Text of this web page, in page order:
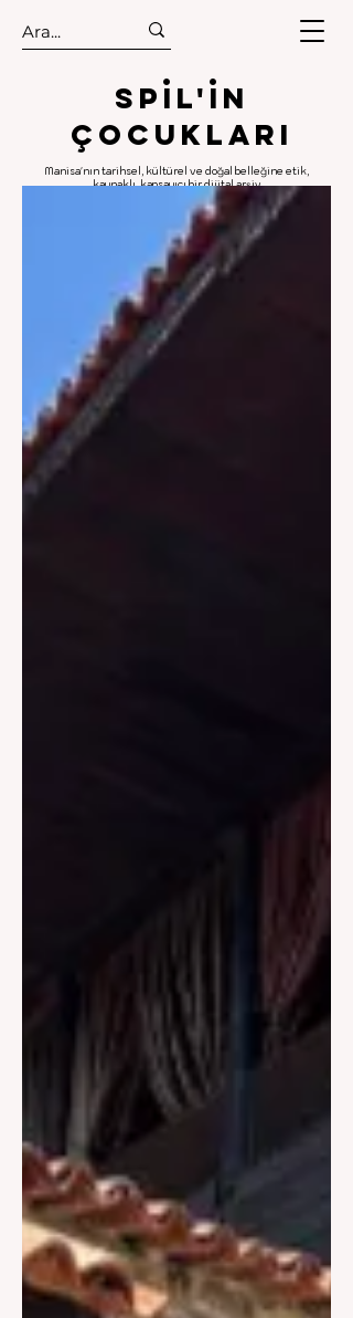
.
.
Spıl'in
Çocukları
Manisa'nın tarihsel, kültürel ve doğal belleğine etik,
kaynaklı, kapsayıcı bir dijital arşiv